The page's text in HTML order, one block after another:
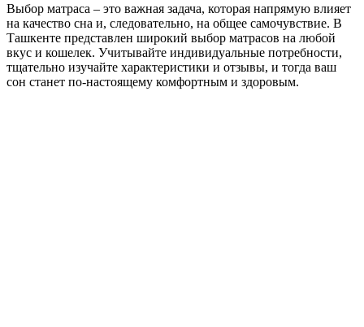
Выбор матраса – это важная задача, которая напрямую влияет
на качество сна и, следовательно, на общее самочувствие. В
Ташкенте представлен широкий выбор матрасов на любой
вкус и кошелек. Учитывайте индивидуальные потребности,
тщательно изучайте характеристики и отзывы, и тогда ваш
сон станет по-настоящему комфортным и здоровым.